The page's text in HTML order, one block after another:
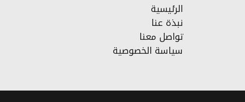
الرئيسية
نبذة عنا
تواصل معنا
سياسة الخصوصية